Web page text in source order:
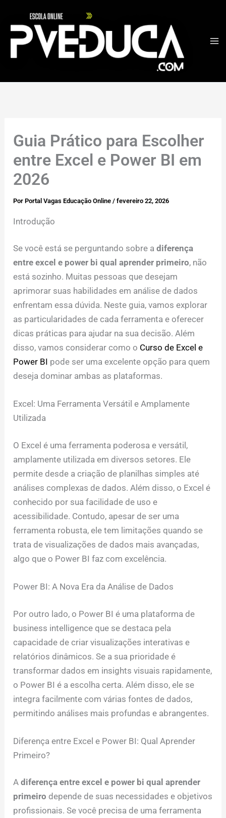
Guia Prático para Escolher
entre Excel e Power BI em
2026
PorPortal Vagas Educação Online/fevereiro 22, 2026
Introdução
Se você está se perguntando sobre adiferença
entre excel e power bi qual aprender primeiro, não
está sozinho. Muitas pessoas que desejam
aprimorar suas habilidades em análise de dados
enfrentam essa dúvida. Neste guia, vamos explorar
as particularidades de cada ferramenta e oferecer
dicas práticas para ajudar na sua decisão. Além
disso, vamos considerar como o Curso de Excel e
Power BI pode ser uma excelente opção para quem
deseja dominar ambas as plataformas.
Excel: Uma Ferramenta Versátil e Amplamente
Utilizada
O Excel é uma ferramenta poderosa e versátil,
amplamente utilizada em diversos setores. Ele
permite desde a criação de planilhas simples até
análises complexas de dados. Além disso, o Excel é
conhecido por sua facilidade de uso e
acessibilidade. Contudo, apesar de ser uma
ferramenta robusta, ele tem limitações quando se
trata de visualizações de dados mais avançadas,
algo que o Power BI faz com excelência.
Power BI: A Nova Era da Análise de Dados
Por outro lado, o Power BI é uma plataforma de
business intelligence que se destaca pela
capacidade de criar visualizações interativas e
relatórios dinâmicos. Se a sua prioridade é
transformar dados em insights visuais rapidamente,
o Power BI é a escolha certa. Além disso, ele se
integra facilmente com várias fontes de dados,
permitindo análises mais profundas e abrangentes.
Diferença entre Excel e Power BI: Qual Aprender
Primeiro?
Adiferença entre excel e power bi qual aprender
primeiro depende de suas necessidades e objetivos
profissionais. Se você precisa de uma ferramenta